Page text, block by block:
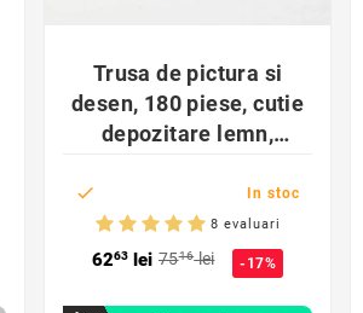
Trusa de pictura si
desen, 180 piese, cutie
depozitare lemn,
 In stoc
8 evaluari
6263lei 7516lei -17%